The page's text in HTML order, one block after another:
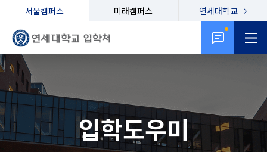
서울캠퍼스 미래캠퍼스 연세대학교
입학도우미